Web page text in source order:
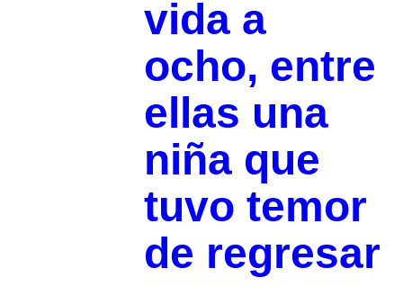
vida a
ocho, entre
ellas una
niña que
tuvo temor
de regresar